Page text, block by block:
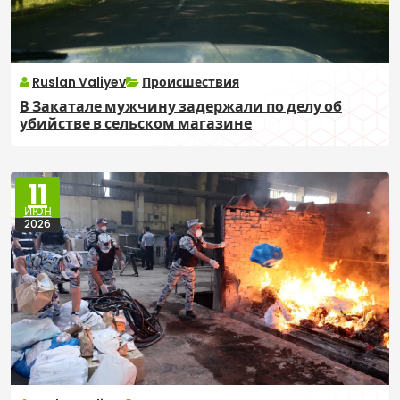
Ruslan Valiyev Происшествия
В Закатале мужчину задержали по делу об
убийстве в сельском магазине
11
ИЮН
2026